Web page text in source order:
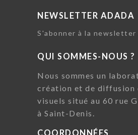
NEWSLETTER ADADA
S'abonner à la newsletter
QUI SOMMES-NOUS ?
Nous sommes un
création et de diffusion
visuels situé au 60 rue
à Saint-Denis.
COORDONNÉES